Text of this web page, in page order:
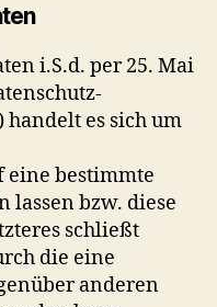
i.S.d. per 25. Mai
handelt es sich um
bestimmte
lassen bzw. diese
schließt
die eine
anderen